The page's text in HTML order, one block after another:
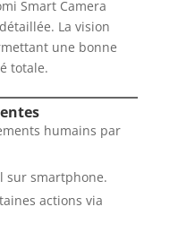
Smart Camera
La vision
une bonne
totale.
humains par
sur smartphone.
actions via